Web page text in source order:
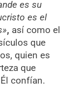
es su
es el
, así como el
que
quien es
que
confían.